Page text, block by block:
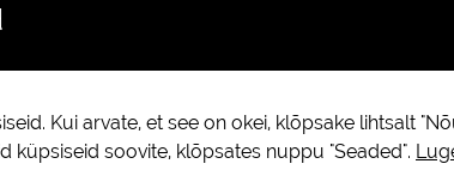
(0)
koostis pakub parimat kaitset kuni 400-kraadise
Kui arvate, et see on okei, klõpsake lihtsalt
küpsiseid soovite, klõpsates nuppu "Seaded".